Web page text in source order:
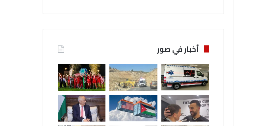
أخبار في صور